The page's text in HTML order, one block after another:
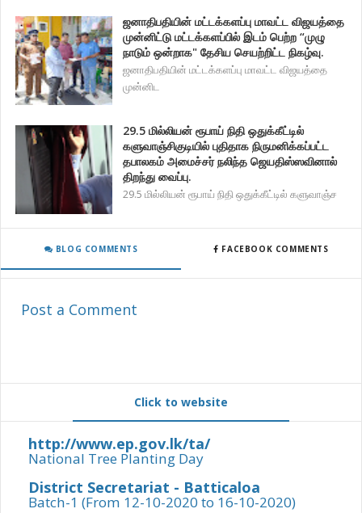
ஜனாதிபதியின் மட்டக்களப்பு மாவட்ட விஜயத்தை
முன்னிட்டு மட்டக்களப்பில் இடம் பெற்ற “முழு
நாடும் ஒன்றாக" தேசிய செயற்றிட்ட நிகழ்வு.
ஜனாதிபதியின் மட்டக்களப்பு மாவட்ட விஜயத்தை
முன்னிட
29.5 மில்லியன் ரூபாய் நிதி ஒதுக்கீட்டில்
களுவாஞ்சிகுடியில் புதிதாக நிருமனிக்கப்பட்ட
தபாலகம் அமைச்சர் நலிந்த ஜெயதிஸ்ஸவினால்
திறந்து வைப்பு.
29.5 மில்லியன் ரூபாய் நிதி ஒதுக்கீட்டில் களுவாஞ்ச
BLOG COMMENTS FACEBOOK COMMENTS
Post a Comment
Click to website
http://www.ep.gov.lk/ta/
National Tree Planting Day
District Secretariat - Batticaloa
Batch-1 (From 12-10-2020 to 16-10-2020)